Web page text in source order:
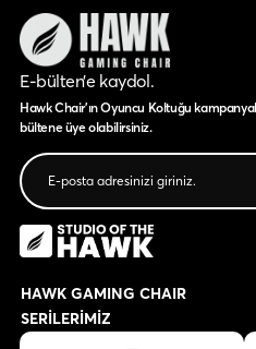
E-bülten’e kaydol.
Hawk Chair'ın Oyuncu Koltuğu
bültene üye olabilirsiniz.
HAWK GAMING CHAIR
SERİLERİMİZ